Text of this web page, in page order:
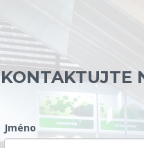
KONTAKTUJTE
Jméno